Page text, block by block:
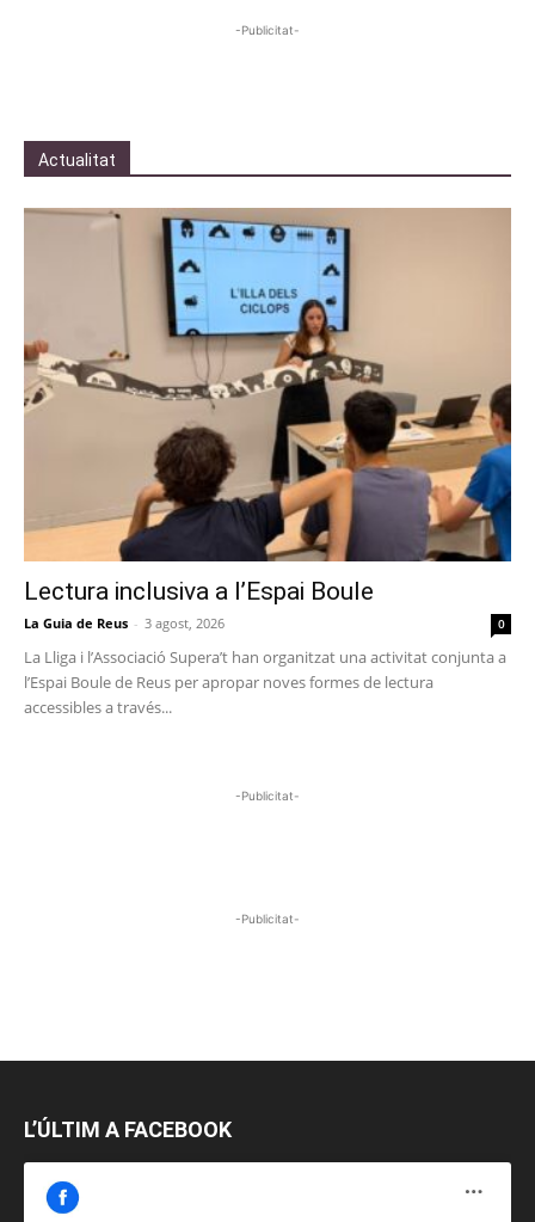
-Publicitat-
Actualitat
Lectura inclusiva a l’Espai Boule
La Guia de Reus - 3 agost, 2026 0
La Lliga i l’Associació Supera’t han organitzat una activitat conjunta a
l’Espai Boule de Reus per apropar noves formes de lectura
accessibles a través...
-Publicitat-
-Publicitat-
L’ÚLTIM A FACEBOOK